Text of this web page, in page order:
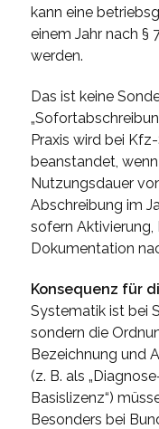
kann eine
einem Jahr nach §
werden.
Das ist keine
Praxis wird bei
beanstandet,
Nutzungsdauer
Abschreibung im
sofern Aktivierung,
Dokumentation
Konsequenz für
Systematik ist bei
sondern die
Bezeichnung und
(z. B. als
Basislizenz“)
Besonders bei